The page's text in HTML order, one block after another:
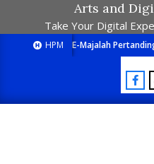
Arts and
Take Your Digital
HPM E-Majalah